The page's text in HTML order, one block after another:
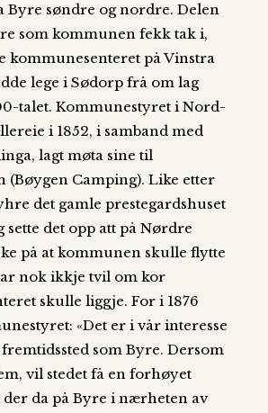
Byre søndre og nordre. Delen
som kommunen fekk tak i,
kommunesenteret på Vinstra
lege i Sødorp frå om lag
talet. Kommunestyret i Nord-
i 1852, i samband med
lagt møta sine til
(Bøygen Camping). Like etter
det gamle prestegardshuset
sette det opp att på Nørdre
på at kommunen skulle flytte
nok ikkje tvil om kor
skulle liggje. For i 1876
«Det er i vår interesse
fremtidssted som Byre. Dersom
vil stedet få en forhøyet
der da på Byre i nærheten av